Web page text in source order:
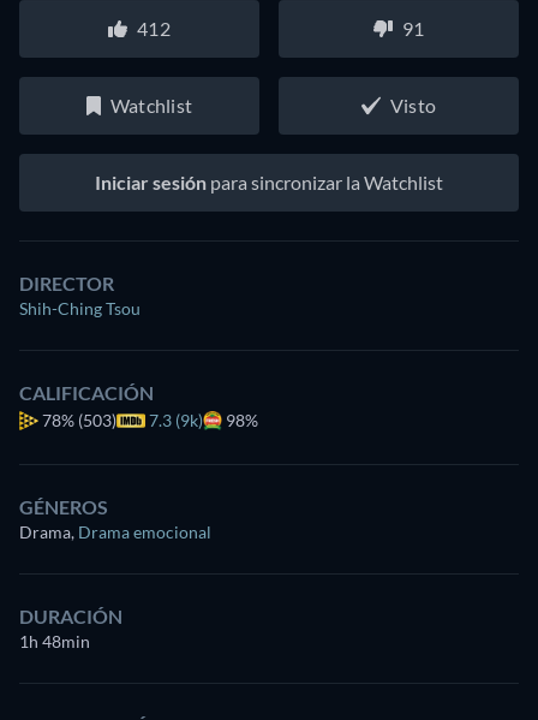
412 91
Watchlist Visto
Iniciar sesión para sincronizar la Watchlist
DIRECTOR
Shih-Ching Tsou
CALIFICACIÓN
78% (503) 7.3 (9k) 98%
GÉNEROS
Drama, Drama emocional
DURACIÓN
1h 48min